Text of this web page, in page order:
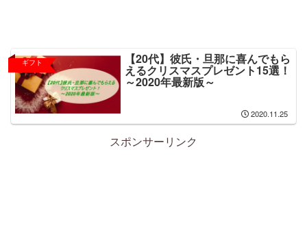
ギフト 【20代】彼氏・旦那に喜んでもら
えるクリスマスプレゼント15選！
～2020年最新版～
2020.11.25
スポンサーリンク